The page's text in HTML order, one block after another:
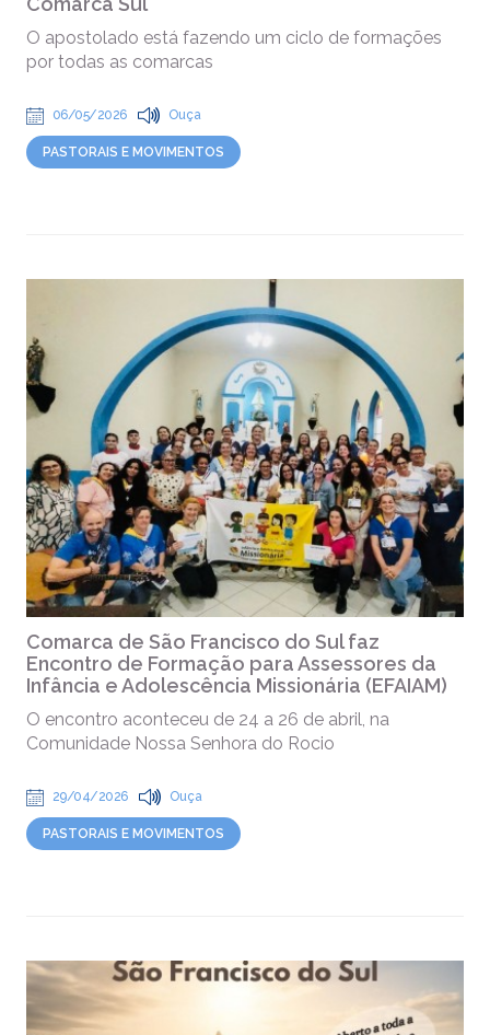
O apostolado está fazendo um ciclo de formações
por todas as comarcas
06/05/2026 Ouça
PASTORAIS E MOVIMENTOS
Comarca de São Francisco do Sul faz
Encontro de Formação para Assessores da
Infância e Adolescência Missionária (EFAIAM)
O encontro aconteceu de 24 a 26 de abril, na
Comunidade Nossa Senhora do Rocio
29/04/2026 Ouça
PASTORAIS E MOVIMENTOS